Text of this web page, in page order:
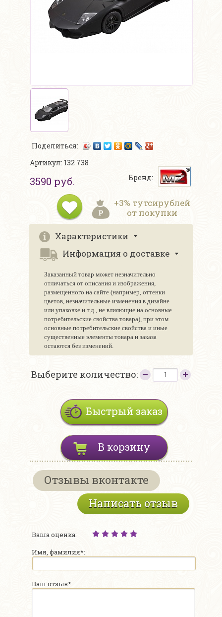
Поделиться:
Артикул: 132 738
3590 руб. Бренд:
+3% тутсирублей
от покупки
Характеристики
Информация о доставке
Заказанный товар может незначительно
отличаться от описания и изображения,
размещенного на сайте (например, оттенки
цветов, незначительные изменения в дизайне
или упаковке и т.д., не влияющие на основные
потребительские свойства товара), при этом
основные потребительские свойства и иные
существенные элементы товара и заказа
остаются без изменений.
Выберите количество:
Быстрый заказ
В корзину
Отзывы вконтакте
Написать отзыв
Ваша оценка:
Имя, фамилия*:
Ваш отзыв*: